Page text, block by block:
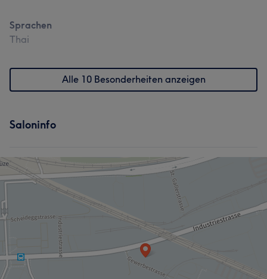
Sprachen
Thai
Alle 10 Besonderheiten anzeigen
Saloninfo